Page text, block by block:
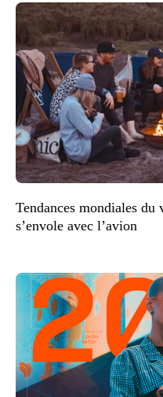
Tendances mondiales
s’envole avec l’avion